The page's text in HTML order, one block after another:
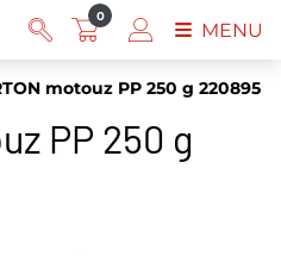
motouz PP 250 g 220895
PP 250 g
0
MENU